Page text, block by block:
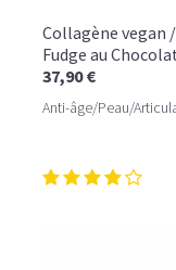
Collagène vegan
Fudge au
37,90 €
Anti-âge/Peau/